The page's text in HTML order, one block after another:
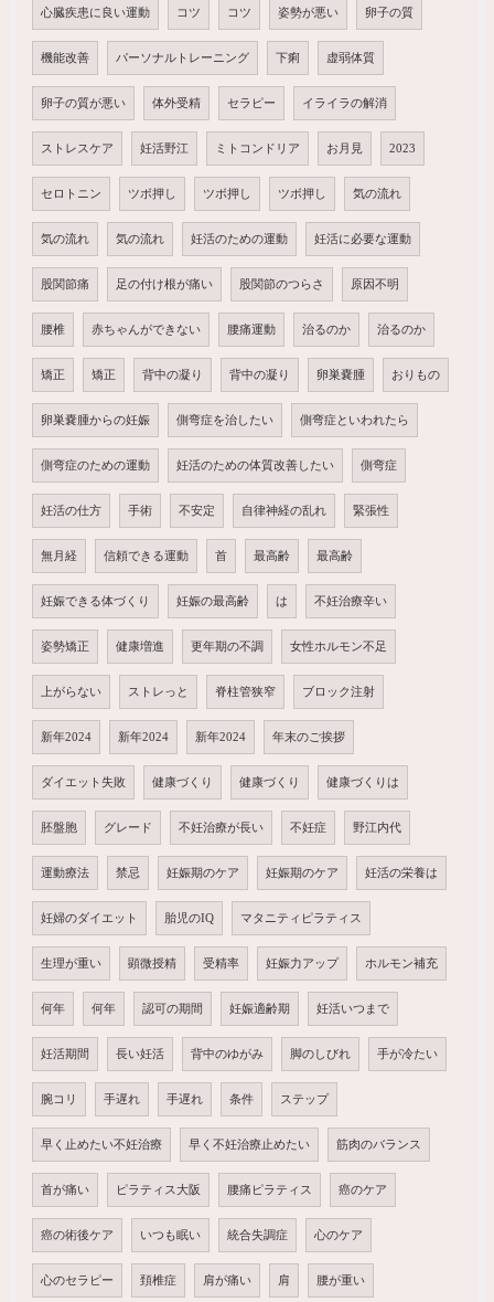
心臓疾患に良い運動 コツ コツ 姿勢が悪い 卵子の質
機能改善 パーソナルトレーニング 下痢 虚弱体質
卵子の質が悪い 体外受精 セラピー イライラの解消
ストレスケア 妊活野江 ミトコンドリア お月見 2023
セロトニン ツボ押し ツボ押し ツボ押し 気の流れ
気の流れ 気の流れ 妊活のための運動 妊活に必要な運動
股関節痛 足の付け根が痛い 股関節のつらさ 原因不明
腰椎 赤ちゃんができない 腰痛運動 治るのか 治るのか
矯正 矯正 背中の凝り 背中の凝り 卵巣嚢腫 おりもの
卵巣嚢腫からの妊娠 側弯症を治したい 側弯症といわれたら
側弯症のための運動 妊活のための体質改善したい 側弯症
妊活の仕方 手術 不安定 自律神経の乱れ 緊張性
無月経 信頼できる運動 首 最高齢 最高齢
妊娠できる体づくり 妊娠の最高齢 は 不妊治療辛い
姿勢矯正 健康増進 更年期の不調 女性ホルモン不足
上がらない ストレっと 脊柱管狭窄 ブロック注射
新年2024 新年2024 新年2024 年末のご挨拶
ダイエット失敗 健康づくり 健康づくり 健康づくりは
胚盤胞 グレード 不妊治療が長い 不妊症 野江内代
運動療法 禁忌 妊娠期のケア 妊娠期のケア 妊活の栄養は
妊婦のダイエット 胎児のIQ マタニティピラティス
生理が重い 顕微授精 受精率 妊娠力アップ ホルモン補充
何年 何年 認可の期間 妊娠適齢期 妊活いつまで
妊活期間 長い妊活 背中のゆがみ 脚のしびれ 手が冷たい
腕コリ 手遅れ 手遅れ 条件 ステップ
早く止めたい不妊治療 早く不妊治療止めたい 筋肉のバランス
首が痛い ピラティス大阪 腰痛ピラティス 癌のケア
癌の術後ケア いつも眠い 統合失調症 心のケア
心のセラピー 頚椎症 肩が痛い 肩 腰が重い